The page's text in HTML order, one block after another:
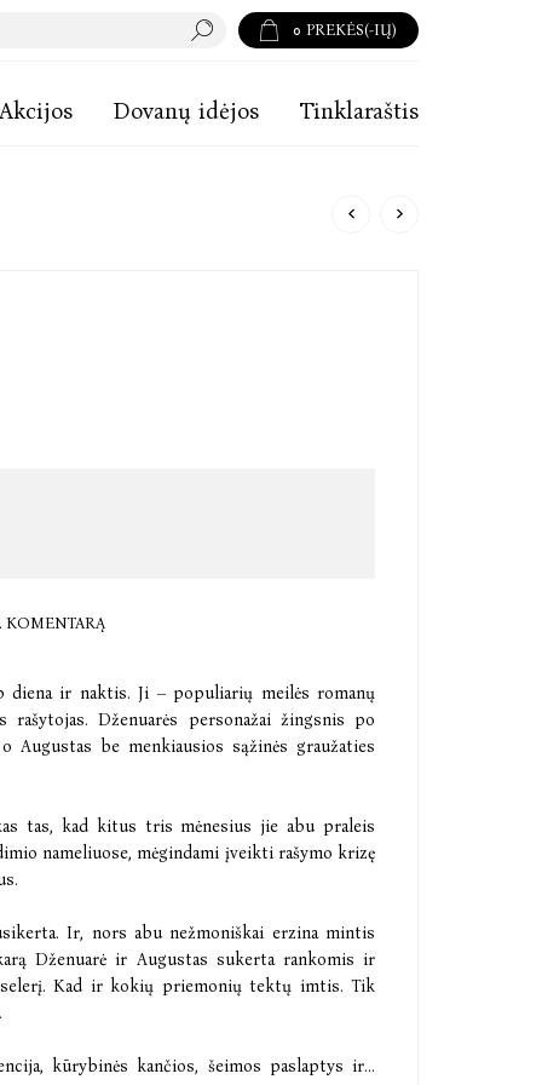
0 PREKĖS(-IŲ)
Akcijos Dovanų idėjos Tinklaraštis
KOMENTARĄ
diena ir naktis. Ji – populiarių meilės romanų
Dženuarės personažai žingsnis po
Augustas be menkiausios sąžinės graužaties
tas, kad kitus tris mėnesius jie abu praleis
nameliuose, mėgindami įveikti rašymo krizę
Ir, nors abu nežmoniškai erzina mintis
Dženuarė ir Augustas sukerta rankomis ir
Kad ir kokių priemonių tektų imtis. Tik
kūrybinės kančios, šeimos paslaptys ir...